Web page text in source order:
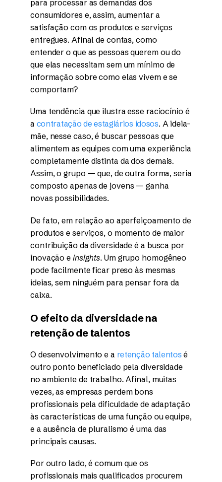
para processar as demandas dos
consumidores e, assim, aumentar a
satisfação com os produtos e serviços
entregues. Afinal de contas, como
entender o que as pessoas querem ou do
que elas necessitam sem um mínimo de
informação sobre como elas vivem e se
comportam?
Uma tendência que ilustra esse raciocínio é
a contratação de estagiários idosos. A ideia-
mãe, nesse caso, é buscar pessoas que
alimentem as equipes com uma experiência
completamente distinta da dos demais.
Assim, o grupo — que, de outra forma, seria
composto apenas de jovens — ganha
novas possibilidades.
De fato, em relação ao aperfeiçoamento de
produtos e serviços, o momento de maior
contribuição da diversidade é a busca por
inovação e insights. Um grupo homogêneo
pode facilmente ficar preso às mesmas
ideias, sem ninguém para pensar fora da
caixa.
O efeito da diversidade na
retenção de talentos
O desenvolvimento e a retenção talentos é
outro ponto beneficiado pela diversidade
no ambiente de trabalho. Afinal, muitas
vezes, as empresas perdem bons
profissionais pela dificuldade de adaptação
às características de uma função ou equipe,
e a ausência de pluralismo é uma das
principais causas.
Por outro lado, é comum que os
profissionais mais qualificados procurem